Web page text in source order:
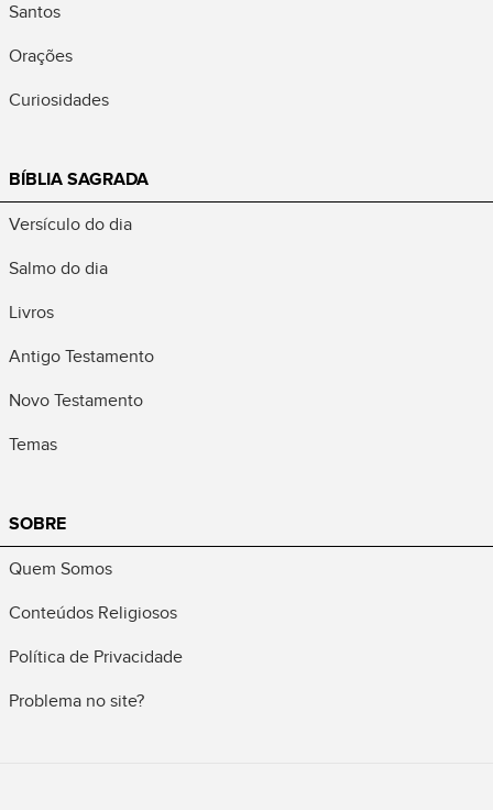
Santos
Orações
Curiosidades
BÍBLIA SAGRADA
Versículo do dia
Salmo do dia
Livros
Antigo Testamento
Novo Testamento
Temas
SOBRE
Quem Somos
Conteúdos Religiosos
Política de Privacidade
Problema no site?